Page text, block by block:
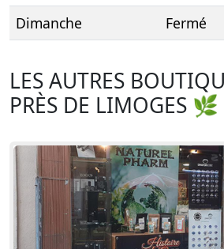
Dimanche
Fermé
LES AUTRES
PRÈS DE LIMOGES 🌿